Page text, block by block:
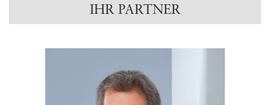
IHR PARTNER